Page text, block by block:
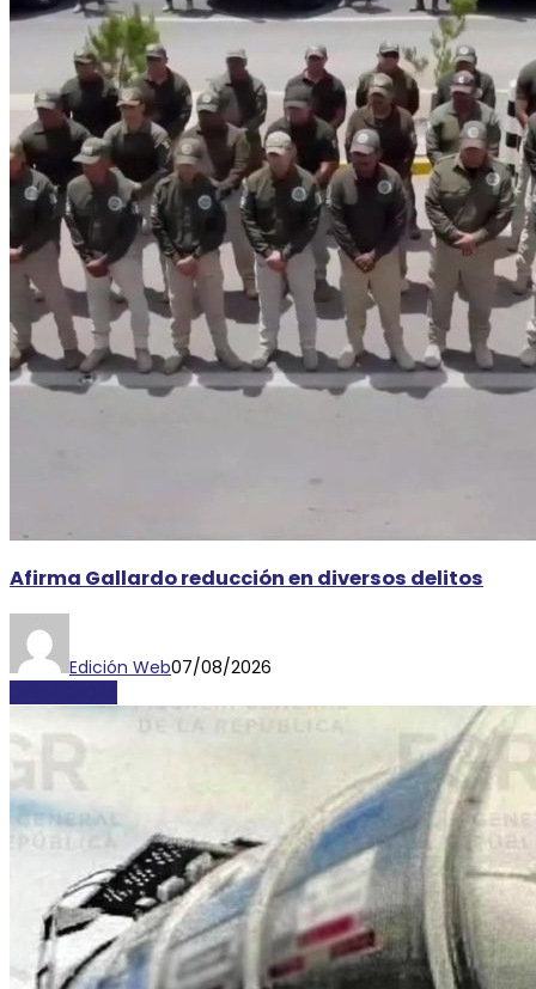
Afirma Gallardo reducción en diversos delitos
Edición Web07/08/2026